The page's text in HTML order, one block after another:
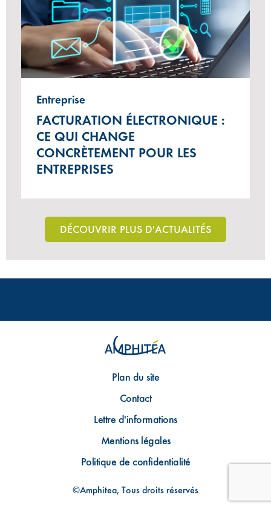
Entreprise
FACTURATION ÉLECTRONIQUE :
CE QUI CHANGE
CONCRÈTEMENT POUR LES
ENTREPRISES
DÉCOUVRIR PLUS D'ACTUALITÉS
Plan du site
Contact
Lettre d'informations
Mentions légales
Politique de confidentialité
©Amphitea, Tous droits réservés